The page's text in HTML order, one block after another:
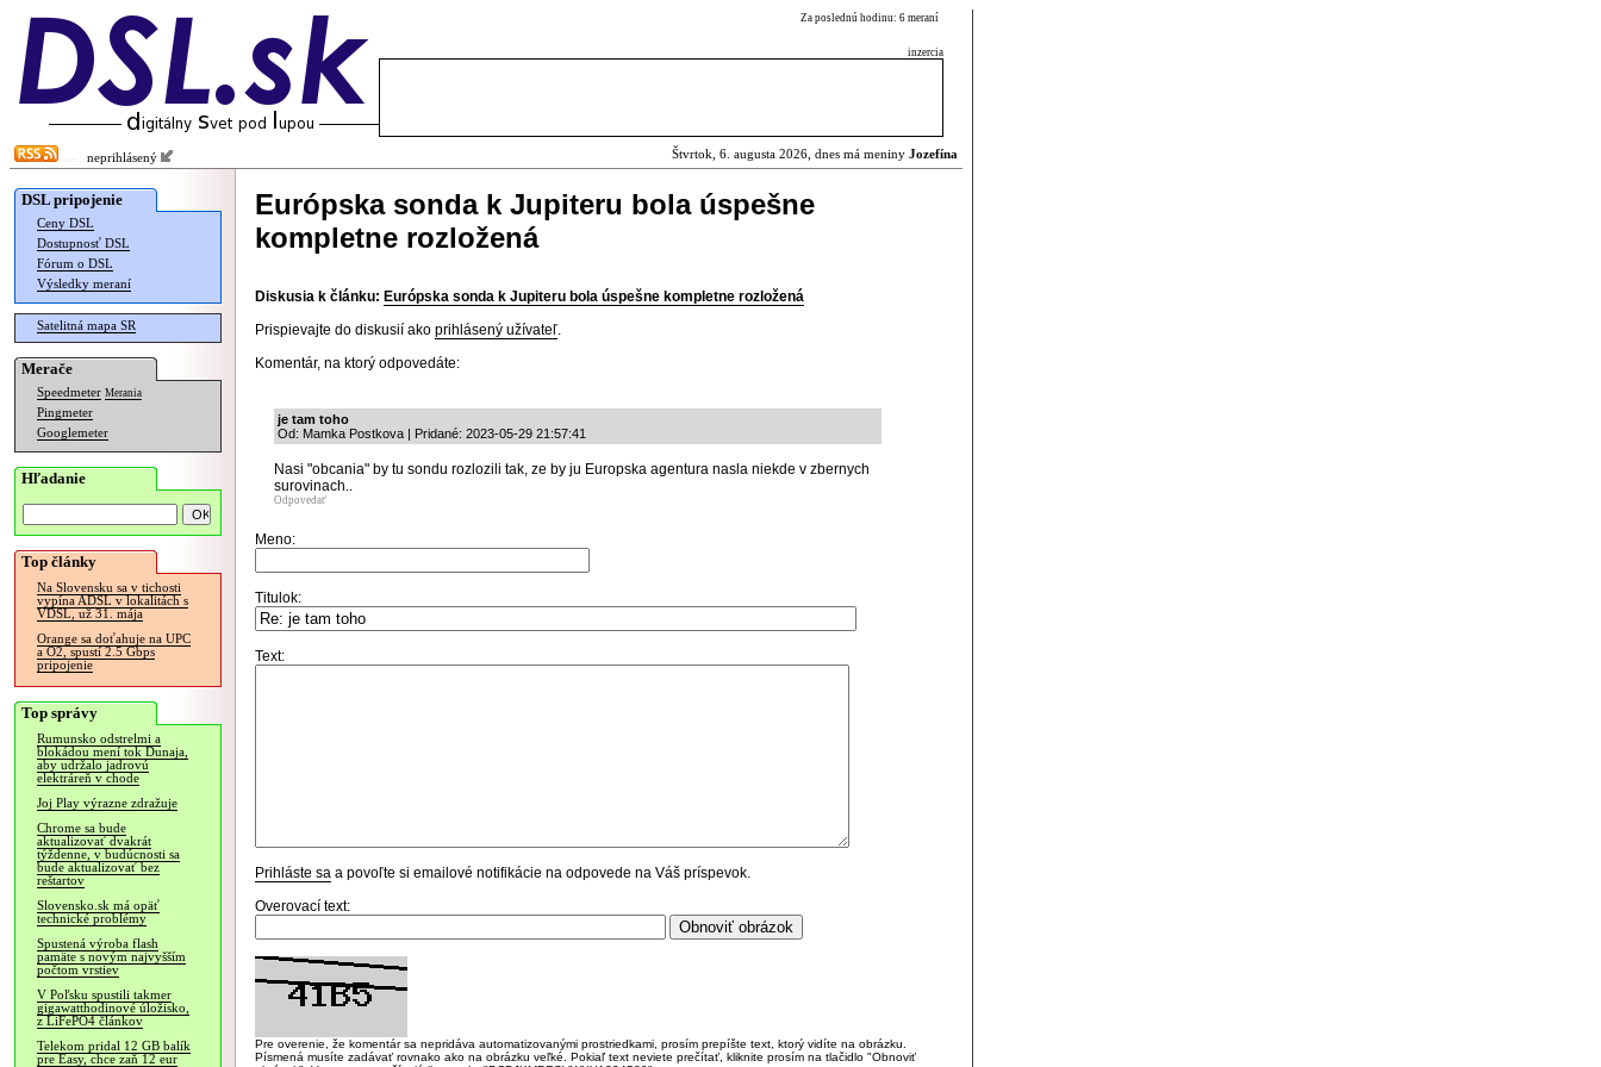
Za poslednú hodinu: 6 meraní
inzercia
neprihlásený Štvrtok, 6. augusta 2026, dnes má meniny Jozefína
DSL pripojenie
Ceny DSL
Dostupnosť DSL
Fórum o DSL
Výsledky meraní
Satelitná mapa SR
Merače
Speedmeter Merania
Pingmeter
Googlemeter
Hľadanie
Top články
Na Slovensku sa v tichosti
vypína ADSL v lokalitách s
VDSL, už 31. mája
Orange sa doťahuje na UPC
a O2, spustí 2.5 Gbps
pripojenie
Top správy
Rumunsko odstrelmi a
blokádou mení tok Dunaja,
aby udržalo jadrovú
elektráreň v chode
Joj Play výrazne zdražuje
Chrome sa bude
aktualizovať dvakrát
týždenne, v budúcnosti sa
bude aktualizovať bez
reštartov
Slovensko.sk má opäť
technické problémy
Spustená výroba flash
pamäte s novým najvyšším
počtom vrstiev
V Poľsku spustili takmer
gigawatthodinové úložisko,
z LiFePO4 článkov
Telekom pridal 12 GB balík
pre Easy, chce zaň 12 eur
Európska sonda k Jupiteru bola úspešne
kompletne rozložená
Diskusia k článku: Európska sonda k Jupiteru bola úspešne kompletne rozložená
Prispievajte do diskusií ako prihlásený užívateľ.
Komentár, na ktorý odpovedáte:
je tam toho
Od: Mamka Postkova | Pridané: 2023-05-29 21:57:41
Nasi "obcania" by tu sondu rozlozili tak, ze by ju Europska agentura nasla niekde v zbernych
surovinach..
Odpovedať
Meno:
Titulok:
Text:
Prihláste sa a povoľte si emailové notifikácie na odpovede na Váš príspevok.
Overovací text:
Pre overenie, že komentár sa nepridáva automatizovanými prostriedkami, prosím prepíšte text, ktorý vidíte na obrázku.
Písmená musíte zadávať rovnako ako na obrázku veľké. Pokiaľ text neviete prečítať, kliknite prosím na tlačidlo "Obnoviť